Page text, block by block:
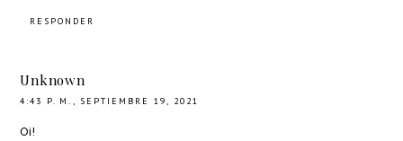
RESPONDER
Unknown
4:43 P. M., SEPTIEMBRE 19, 2021
Oi!